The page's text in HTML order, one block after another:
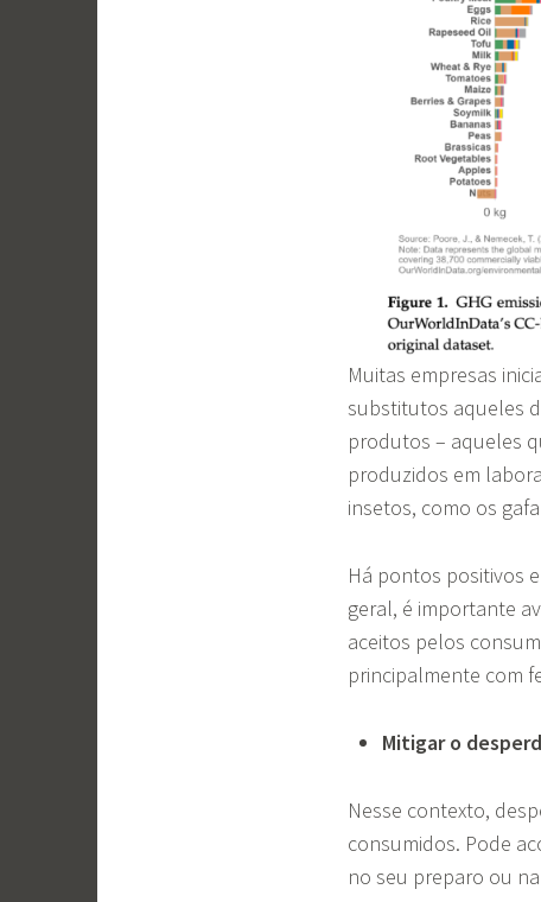
Muitas empresas
substitutos aqueles
produtos – aqueles
produzidos em
insetos, como os
Há pontos positivos
geral, é importante
aceitos pelos
principalmente com
Mitigar o
Nesse contexto,
consumidos. Pode
no seu preparo ou